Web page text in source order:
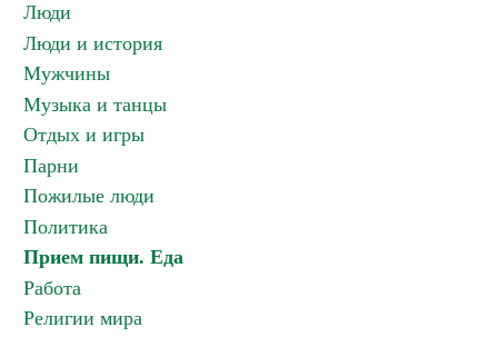
Люди
Люди и история
Мужчины
Музыка и танцы
Отдых и игры
Парни
Пожилые люди
Политика
Прием пищи. Еда
Работа
Религии мира